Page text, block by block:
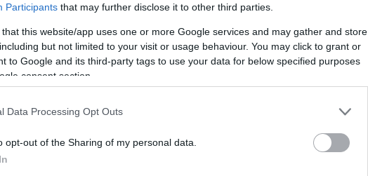
Participants that may further disclose it to other third parties.
that this website/app uses one or more Google services and may gather and store
but not limited to your visit or usage behaviour. You may click to grant or
to Google and its third-party tags to use your data for below specified purposes
consent section.
Data Processing Opt Outs
opt-out of the Sharing of my personal data.